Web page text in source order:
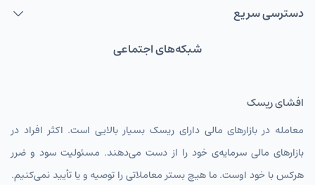
دسترسی سریع
شبکه‌های اجتماعی
افشای ریسک
معامله در بازارهای مالی دارای ریسک بسیار بالایی است. اکثر افراد در
بازارهای مالی سرمایه‌ی خود را از دست می‌دهند. مسئولیت سود و ضرر
هرکس با خود اوست. ما هیچ بستر معاملاتی را توصیه و یا تأیید نمی‌کنیم.